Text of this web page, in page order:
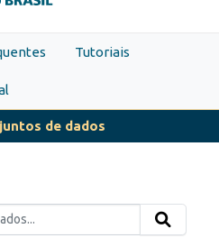
Tutoriais
de dados